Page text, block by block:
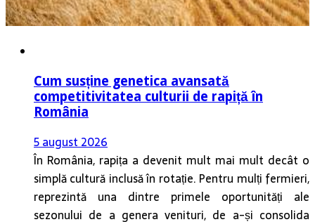
Cum susține genetica avansată
competitivitatea culturii de rapiță în
România
5 august 2026
În România, rapița a devenit mult mai mult decât o
simplă cultură inclusă în rotație. Pentru mulți fermieri,
reprezintă una dintre primele oportunități ale
sezonului de a genera venituri, de a-și consolida